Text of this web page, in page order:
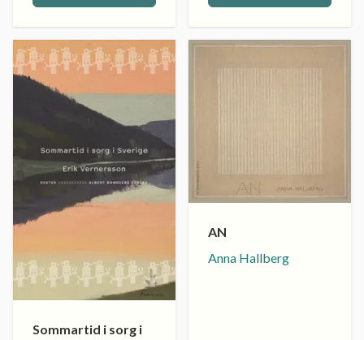
Sommartid i sorg i
AN
Anna Hallberg